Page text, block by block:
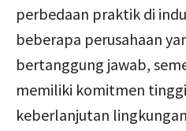
perbedaan praktik di
beberapa perusahaan
bertanggung jawab,
memiliki komitmen
keberlanjutan